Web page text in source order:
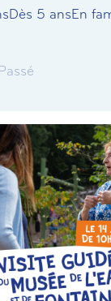
Dès 5 ansEn